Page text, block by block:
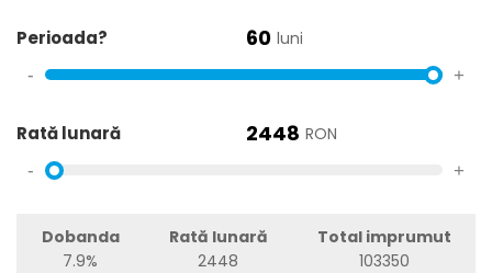
Perioada? 60 luni
- +
Rată lunară 2448 RON
- +
Dobanda
7.9%
Rată lunară
2448
Total imprumut
103350